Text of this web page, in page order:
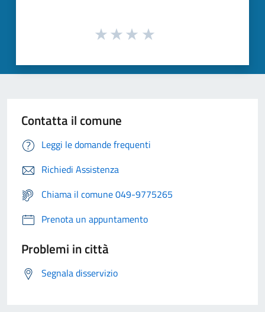
Contatta il comune
Leggi le domande frequenti
Richiedi Assistenza
Chiama il comune 049-9775265
Prenota un appuntamento
Problemi in città
Segnala disservizio